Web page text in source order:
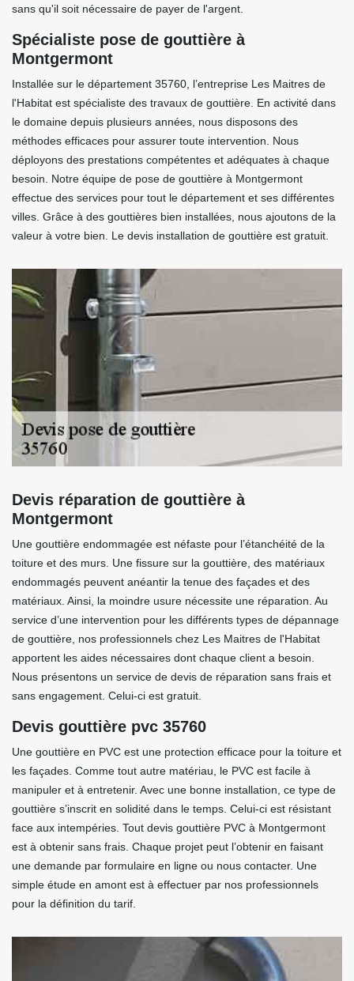
sans qu'il soit nécessaire de payer de l'argent.
Spécialiste pose de gouttière à
Montgermont
Installée sur le département 35760, l’entreprise Les Maitres de
l'Habitat est spécialiste des travaux de gouttière. En activité dans
le domaine depuis plusieurs années, nous disposons des
méthodes efficaces pour assurer toute intervention. Nous
déployons des prestations compétentes et adéquates à chaque
besoin. Notre équipe de pose de gouttière à Montgermont
effectue des services pour tout le département et ses différentes
villes. Grâce à des gouttières bien installées, nous ajoutons de la
valeur à votre bien. Le devis installation de gouttière est gratuit.
Devis réparation de gouttière à
Montgermont
Une gouttière endommagée est néfaste pour l’étanchéité de la
toiture et des murs. Une fissure sur la gouttière, des matériaux
endommagés peuvent anéantir la tenue des façades et des
matériaux. Ainsi, la moindre usure nécessite une réparation. Au
service d’une intervention pour les différents types de dépannage
de gouttière, nos professionnels chez Les Maitres de l'Habitat
apportent les aides nécessaires dont chaque client a besoin.
Nous présentons un service de devis de réparation sans frais et
sans engagement. Celui-ci est gratuit.
Devis gouttière pvc 35760
Une gouttière en PVC est une protection efficace pour la toiture et
les façades. Comme tout autre matériau, le PVC est facile à
manipuler et à entretenir. Avec une bonne installation, ce type de
gouttière s’inscrit en solidité dans le temps. Celui-ci est résistant
face aux intempéries. Tout devis gouttière PVC à Montgermont
est à obtenir sans frais. Chaque projet peut l’obtenir en faisant
une demande par formulaire en ligne ou nous contacter. Une
simple étude en amont est à effectuer par nos professionnels
pour la définition du tarif.